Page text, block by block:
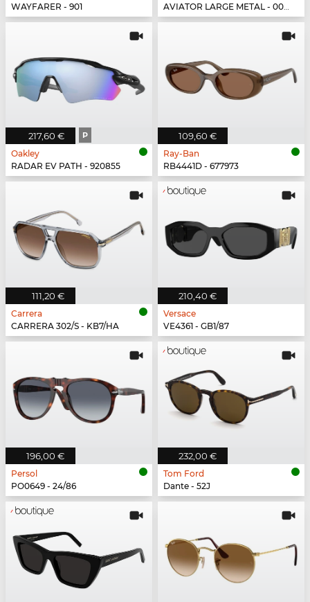
WAYFARER - 901
AVIATOR LARGE METAL - 002/48
217,60 € P
Oakley
RADAR EV PATH - 920855
109,60 €
Ray-Ban
RB4441D - 677973
111,20 €
Carrera
CARRERA 302/S - KB7/HA
210,40 €
Versace
VE4361 - GB1/87
196,00 €
Persol
PO0649 - 24/86
232,00 €
Tom Ford
Dante - 52J